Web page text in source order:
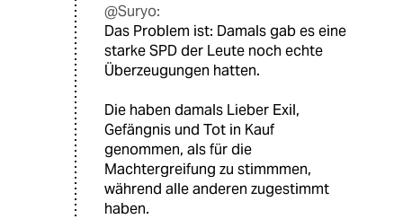
@Suryo:
Das Problem ist: Damals gab es eine
starke SPD der Leute noch echte
Überzeugungen hatten.
Die haben damals Lieber Exil,
Gefängnis und Tot in Kauf
genommen, als für die
Machtergreifung zu stimmmen,
während alle anderen zugestimmt
haben.